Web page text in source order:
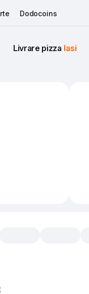
Dodocoins
Livrare pizza Iasi